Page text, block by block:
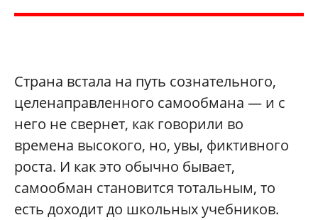
Страна встала на путь сознательного,
целенаправленного самообмана — и с
него не свернет, как говорили во
времена высокого, но, увы, фиктивного
роста. И как это обычно бывает,
самообман становится тотальным, то
есть доходит до школьных учебников.